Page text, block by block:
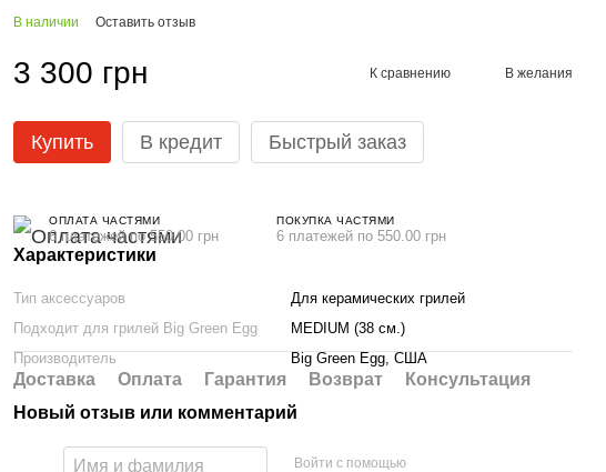
В наличии Оставить отзыв
3 300 грн К сравнению В желания
Купить В кредит Быстрый заказ
ОПЛАТА ЧАСТЯМИ
6 платежей по 550.00 грн
ПОКУПКА ЧАСТЯМИ
6 платежей по 550.00 грн
Характеристики
Тип аксессуаров
Для керамических грилей
Подходит для грилей Big Green Egg
MEDIUM (38 см.)
Производитель
Big Green Egg, США
Доставка Оплата Гарантия Возврат
Консультация
Новый отзыв или комментарий
Войти с помощью